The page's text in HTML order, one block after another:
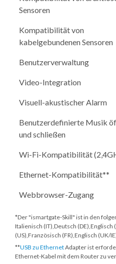
Sensoren
Kompatibilität von
kabelgebundenen Sensoren
Benutzerverwaltung
Video-Integration
Visuell-akustischer Alarm
Benutzerdefinierte Musik
und schließen
Wi-Fi-Kompatibilität
Ethernet-Kompatibilität**
Webbrowser-Zugang
*Der "ismartgate-Skill" ist in den
Italienisch (IT),Deutsch (DE),Englisch
(US),Französisch (FR),Englisch (UK/
**USB zu EthernetAdapter ist
Ethernet-Kabel mit dem Router zu